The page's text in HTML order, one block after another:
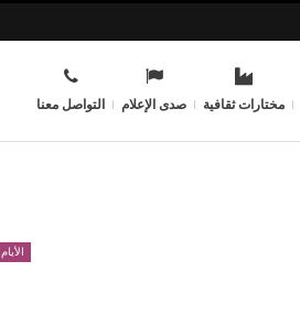
مختارات ثقافية صدى الإعلام التواصل معنا